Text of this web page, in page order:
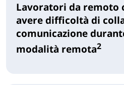
Lavoratori da remoto
avere difficoltà di
comunicazione
modalità remota2